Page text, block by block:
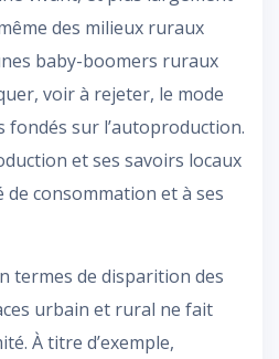
des milieux ruraux
baby-boomers ruraux
voir à rejeter, le mode
fondés sur l’autoproduction.
et ses savoirs locaux
de consommation et à ses
termes de disparition des
urbain et rural ne fait
À titre d’exemple,